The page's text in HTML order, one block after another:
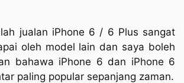
jualan iPhone 6 / 6 Plus sangat
oleh model lain dan saya boleh
bahawa iPhone 6 dan iPhone 6
paling popular sepanjang zaman.